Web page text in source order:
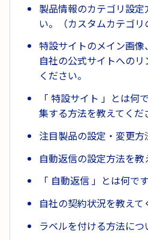
製品情報のカテゴリ設
い。（カスタムカテゴリ
特設サイトのメイン画
自社の公式サイトへの
ください。
「 特設サイト 」とは何
集する方法を教えてくだ
注目製品の設定・変更方
自動返信の設定方法を教
「 自動返信 」とは何で
自社の契約状況を教えて
ラベルを付ける方法につ